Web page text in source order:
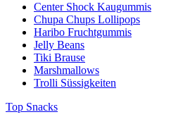
Center Shock Kaugummis
Chupa Chups Lollipops
Haribo Fruchtgummis
Jelly Beans
Tiki Brause
Marshmallows
Trolli Süssigkeiten
Top Snacks